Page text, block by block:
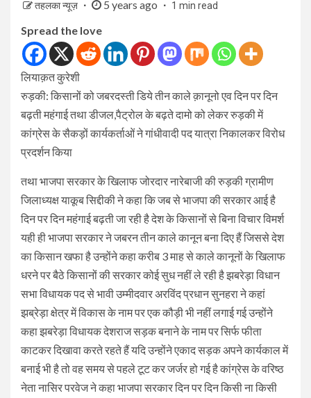
तहलका न्यूज़ 5 years ago 1 min read
Spread the love
लियाक़त कुरेशी
रुड़की: किसानों को जबरदस्ती डिये तीन काले क़ानूनो एव दिन पर दिन
बढ़ती महंगाई तथा डीजल,पैट्रोल के बढ़ते दामो को लेकर रुड़की में
कांग्रेस के सैकड़ों कार्यकर्ताओं ने गांधीवादी पद यात्रा निकालकर विरोध
प्रदर्शन किया
तथा भाजपा सरकार के खिलाफ जोरदार नारेबाजी की रुड़की ग्रामीण
जिलाध्यक्ष याकूब सिद्दीकी ने कहा कि जब से भाजपा की सरकार आई है
दिन पर दिन महंगाई बढ़ती जा रही है देश के किसानों से बिना विचार विमर्श
यही ही भाजपा सरकार ने जबरन तीन काले कानून बना दिए हैं जिससे देश
का किसान खफा है उन्होंने कहा करीब 3 माह से काले कानूनों के खिलाफ
धरने पर बैठे किसानों की सरकार कोई सुध नहीं ले रही है झबरेड़ा विधान
सभा विधायक पद से भावी उम्मीदवार अरविंद प्रधान सुनहरा ने कहां
झब्रेड़ा क्षेत्र में विकास के नाम पर एक कौड़ी भी नहीं लगाई गई उन्होंने
कहा झबरेड़ा विधायक देशराज सड़क बनाने के नाम पर सिर्फ फीता
काटकर दिखावा करते रहते हैं यदि उन्होंने एकाद सड़क अपने कार्यकाल में
बनाई भी है तो वह समय से पहले टूट कर जर्जर हो गई है कांग्रेस के वरिष्ठ
नेता नासिर परवेज ने कहा भाजपा सरकार दिन पर दिन किसी ना किसी